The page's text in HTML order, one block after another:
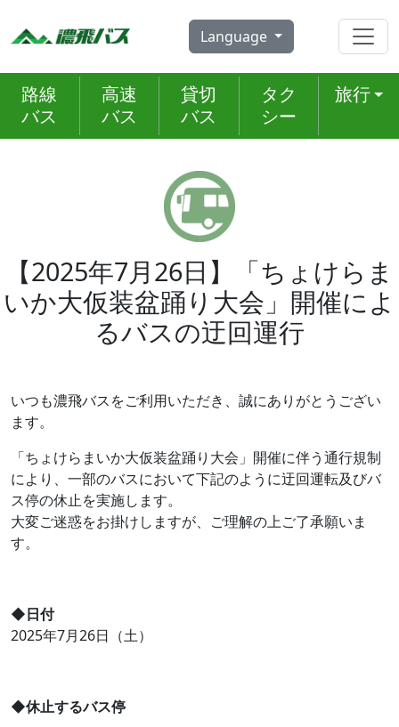
Language
路線
バス
高速
バス
貸切
バス
タク
シー
旅行
【2025年7月26日】「ちょけらま
いか大仮装盆踊り大会」開催によ
るバスの迂回運行
いつも濃飛バスをご利用いただき、誠にありがとうござい
ます。
「ちょけらまいか大仮装盆踊り大会」開催に伴う通行規制
により、一部のバスにおいて下記のように迂回運転及びバ
ス停の休止を実施します。
大変ご迷惑をお掛けしますが、ご理解の上ご了承願いま
す。
◆日付
2025年7月26日（土）
◆休止するバス停